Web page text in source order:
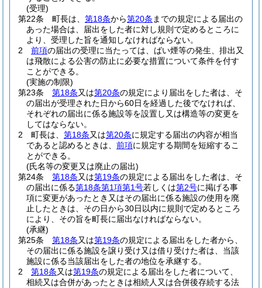
(受理)
第22条
町長は、 第18条から第20条 までの規定による届出の
あった場合は、届出をした者に対し規則で定めるところに
より、受理した旨を通知しなければならない。
2
前項の届出の受理に当たっては、ばい煙等の発生、排出又
は飛散による公害の防止に必要な措置について条件を付す
ことができる。
(実施の制限)
第23条
第18条又は第20条の規定により届出をした者は、そ
の届出が受理された日から60日を経過した後でなければ、
それぞれの届出に係る施設等を設置し又は構造等の変更を
してはならない。
2
町長は、 第18条又は第20条に規定する届出の内容が相当
であると認めるときは、 前項に規定する期間を短縮するこ
とができる。
(氏名等の変更又は廃止の届出)
第24条
第18条又は第19条の規定による届出をした者は、そ
の届出に係る第18条第1項第1号若しくは第2号に掲げる事
項に変更があったとき又はその届出に係る施設の使用を廃
止したときは、その日から30日以内に規則で定めるところ
により、その旨を町長に届出なければならない。
(承継)
第25条
第18条又は第19条の規定による届出をした者から、
その届出に係る施設を譲り受け又は借り受けた者は、当該
施設に係る当該届出をした者の地位を承継する。
2
第18条又は第19条の規定による届出をした者について、
相続又は合併があったときは相続人又は合併後存続する法